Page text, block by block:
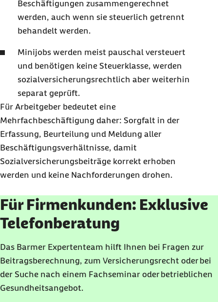
Beschäftigungen zusammengerechnet
werden, auch wenn sie steuerlich getrennt
behandelt werden.
Minijobs werden meist pauschal versteuert
und benötigen keine Steuerklasse, werden
sozialversicherungsrechtlich aber weiterhin
separat geprüft.
Für Arbeitgeber bedeutet eine
Mehrfachbeschäftigung daher: Sorgfalt in der
Erfassung, Beurteilung und Meldung aller
Beschäftigungsverhältnisse, damit
Sozialversicherungsbeiträge korrekt erhoben
werden und keine Nachforderungen drohen.
Für Firmenkunden: Exklusive
Telefonberatung
Das Barmer Expertenteam hilft Ihnen bei Fragen zur
Beitragsberechnung, zum Versicherungsrecht oder bei
der Suche nach einem Fachseminar oder betrieblichen
Gesundheitsangebot.